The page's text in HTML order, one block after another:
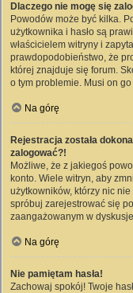
Dlaczego nie mogę się
Powodów może być kilka.
użytkownika i hasło są
właścicielem witryny i
prawdopodobieństwo, że
której znajduje się forum.
o tym problemie. Musi on
Na górę
Rejestracja została
zalogować?!
Możliwe, że z jakiegoś
konto. Wiele witryn, aby
użytkowników, którzy nic nie
spróbuj zarejestrować się
zaangażowanym w
Na górę
Nie pamiętam hasła!
Zachowaj spokój! Twoje